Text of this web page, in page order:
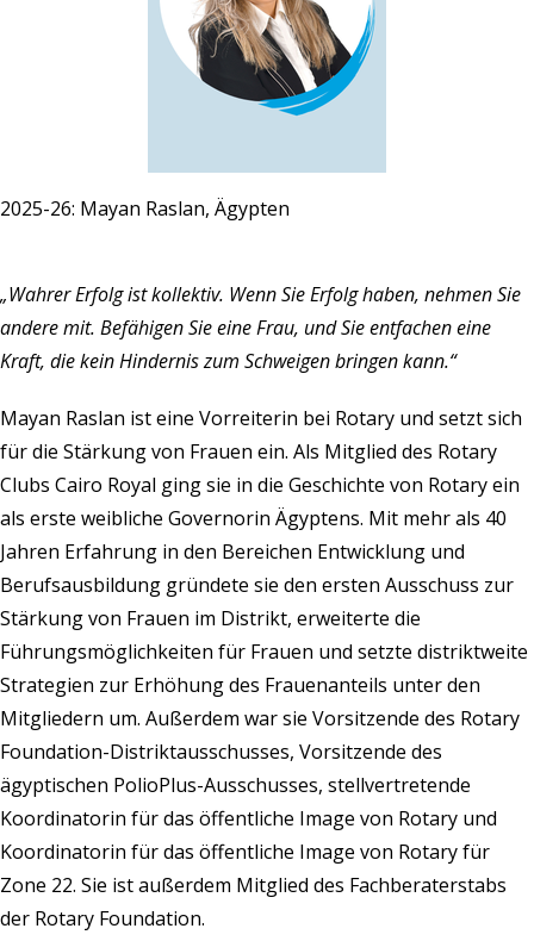
2025-26: Mayan Raslan, Ägypten
„Wahrer Erfolg ist kollektiv. Wenn Sie Erfolg haben, nehmen Sie
andere mit. Befähigen Sie eine Frau, und Sie entfachen eine
Kraft, die kein Hindernis zum Schweigen bringen kann.“
Mayan Raslan ist eine Vorreiterin bei Rotary und setzt sich
für die Stärkung von Frauen ein. Als Mitglied des Rotary
Clubs Cairo Royal ging sie in die Geschichte von Rotary ein
als erste weibliche Governorin Ägyptens. Mit mehr als 40
Jahren Erfahrung in den Bereichen Entwicklung und
Berufsausbildung gründete sie den ersten Ausschuss zur
Stärkung von Frauen im Distrikt, erweiterte die
Führungsmöglichkeiten für Frauen und setzte distriktweite
Strategien zur Erhöhung des Frauenanteils unter den
Mitgliedern um. Außerdem war sie Vorsitzende des Rotary
Foundation-Distriktausschusses, Vorsitzende des
ägyptischen PolioPlus-Ausschusses, stellvertretende
Koordinatorin für das öffentliche Image von Rotary und
Koordinatorin für das öffentliche Image von Rotary für
Zone 22. Sie ist außerdem Mitglied des Fachberaterstabs
der Rotary Foundation.